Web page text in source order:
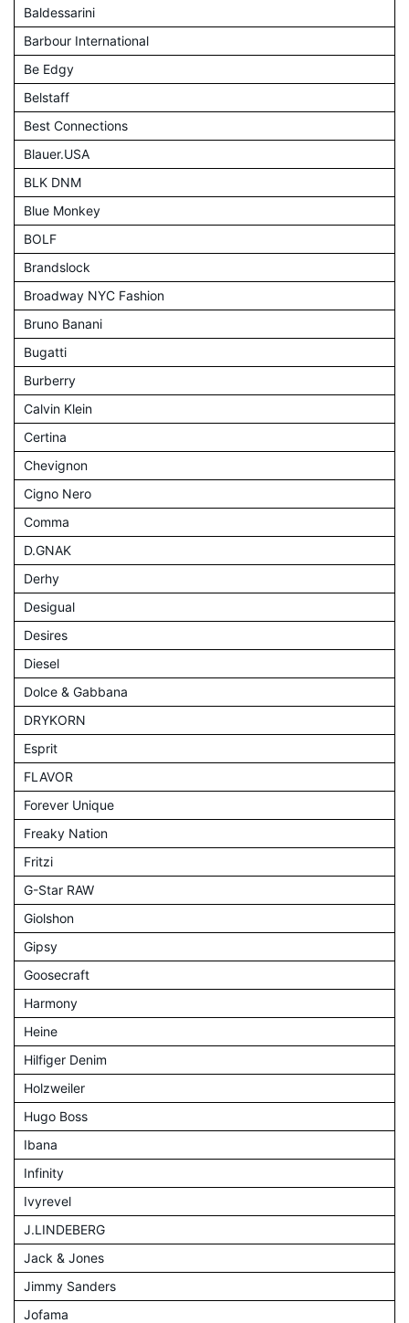
Baldessarini
Barbour International
Be Edgy
Belstaff
Best Connections
Blauer.USA
BLK DNM
Blue Monkey
BOLF
Brandslock
Broadway NYC Fashion
Bruno Banani
Bugatti
Burberry
Calvin Klein
Certina
Chevignon
Cigno Nero
Comma
D.GNAK
Derhy
Desigual
Desires
Diesel
Dolce & Gabbana
DRYKORN
Esprit
FLAVOR
Forever Unique
Freaky Nation
Fritzi
G-Star RAW
Giolshon
Gipsy
Goosecraft
Harmony
Heine
Hilfiger Denim
Holzweiler
Hugo Boss
Ibana
Infinity
Ivyrevel
J.LINDEBERG
Jack & Jones
Jimmy Sanders
Jofama